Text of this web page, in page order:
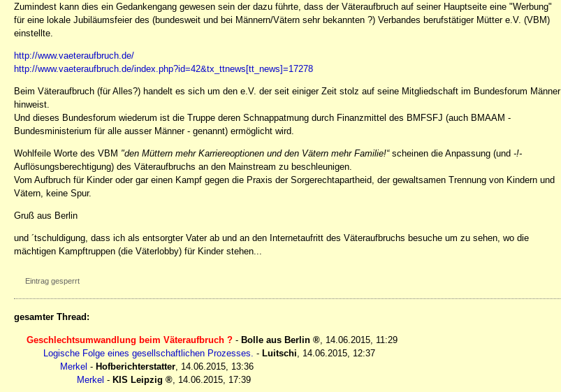
Zumindest kann dies ein Gedankengang gewesen sein der dazu führte, dass der Väteraufbruch auf seiner Hauptseite eine "Werbung"
für eine lokale Jubiläumsfeier des (bundesweit und bei Männern/Vätern sehr bekannten ?) Verbandes berufstätiger Mütter e.V. (VBM)
einstellte.
http://www.vaeteraufbruch.de/
http://www.vaeteraufbruch.de/index.php?id=42&tx_ttnews[tt_news]=17278
Beim Väteraufbruch (für Alles?) handelt es sich um den e.V. der seit einiger Zeit stolz auf seine Mitgliedschaft im Bundesforum Männer
hinweist.
Und dieses Bundesforum wiederum ist die Truppe deren Schnappatmung durch Finanzmittel des BMFSFJ (auch BMAAM -
Bundesministerium für alle ausser Männer - genannt) ermöglicht wird.
Wohlfeile Worte des VBM "den Müttern mehr Karriereoptionen und den Vätern mehr Familie!“ scheinen die Anpassung (und -!-
Auflösungsberechtigung) des Väteraufbruchs an den Mainstream zu beschleunigen.
Vom Aufbruch für Kinder oder gar einen Kampf gegen die Praxis der Sorgerechtapartheid, der gewaltsamen Trennung von Kindern und
Vätern, keine Spur.
Gruß aus Berlin
und ´tschuldigung, dass ich als entsorgter Vater ab und an den Internetaufritt des Väteraufbruchs besuche um zu sehen, wo die
mächtigen Kampftruppen (die Väterlobby) für Kinder stehen...
Eintrag gesperrt
gesamter Thread:
Geschlechtsumwandlung beim Väteraufbruch ? - Bolle aus Berlin
14.06.2015, 11:29
Logische Folge eines gesellschaftlichen Prozesses. - Luitschi
14.06.2015, 12:37
Merkel - Hofberichterstatter 14.06.2015, 13:36
Merkel - KIS Leipzig 14.06.2015, 17:39